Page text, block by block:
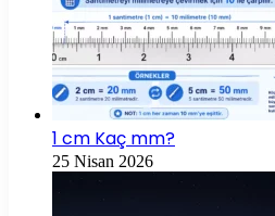
1 cm Kaç mm?
25 Nisan 2026